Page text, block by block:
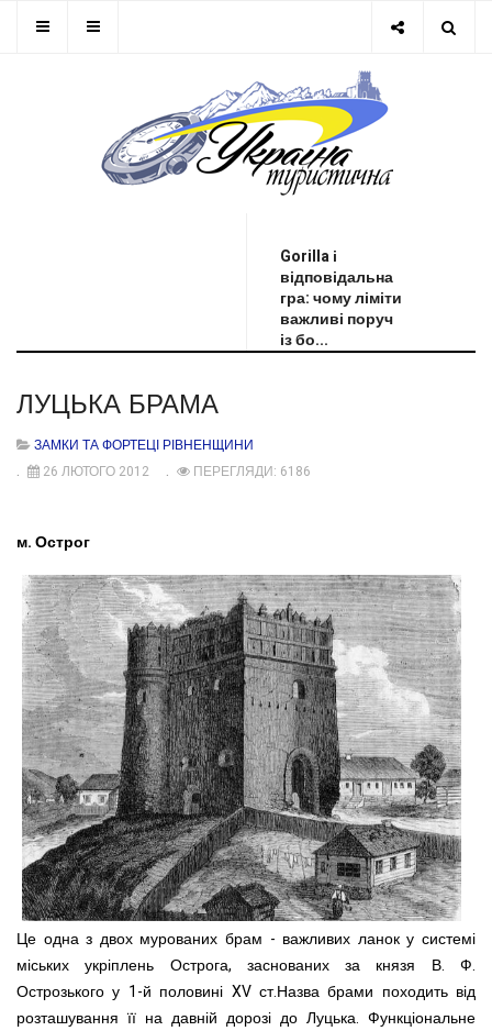
Gorilla і
відповідальна
гра: чому ліміти
важливі поруч
із бо...
ЛУЦЬКА БРАМА
ЗАМКИ ТА ФОРТЕЦІ РІВНЕНЩИНИ
26 ЛЮТОГО 2012
ПЕРЕГЛЯДИ: 6186
м. Острог
Це одна з двох мурованих брам - важливих ланок у системі
міських укріплень Острога, заснованих за князя В. Ф.
Острозького у 1-й половині XV ст.Назва брами походить від
розташування її на давній дорозі до Луцька. Функціональне